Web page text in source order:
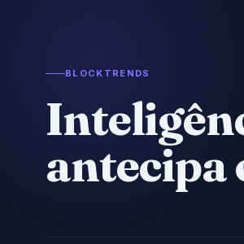
BLOCKTRENDS
antecipa